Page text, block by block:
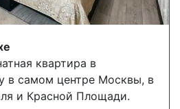
квартира в
в самом центре Москвы, в
и Красной Площади.